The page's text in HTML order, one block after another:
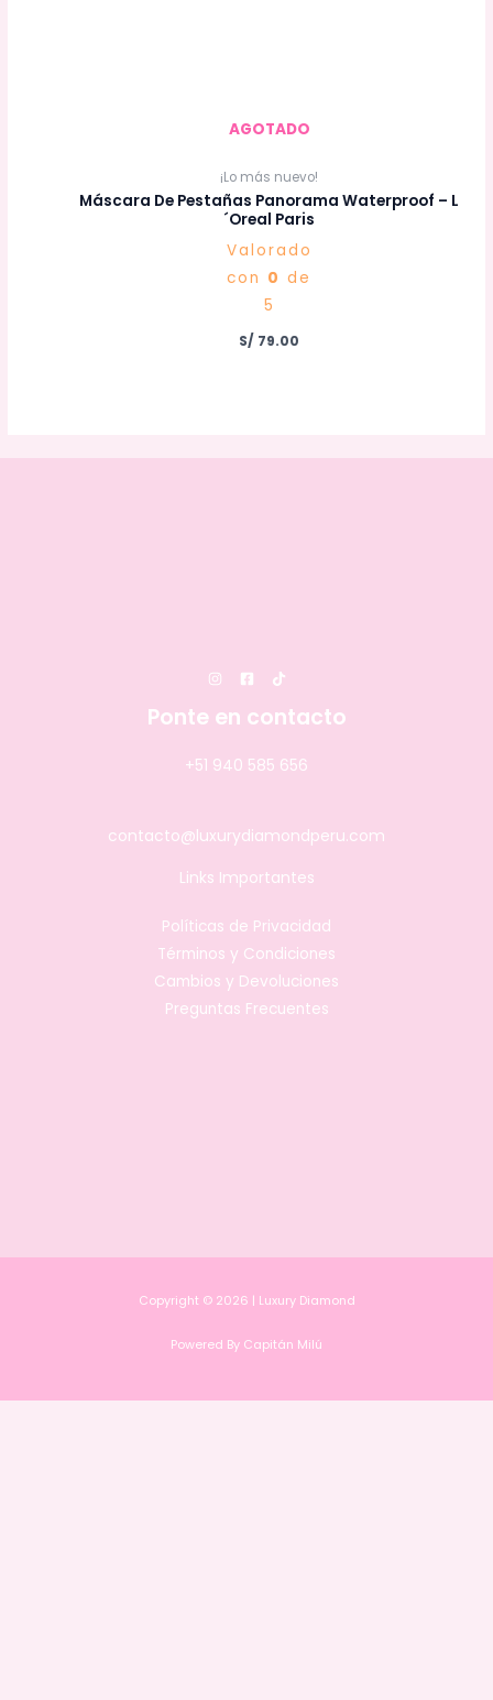
AGOTADO
¡Lo más nuevo!
Máscara De Pestañas Panorama Waterproof – L
´Oreal Paris
Valorado
con 0 de
5
S/ 79.00
Ponte en contacto
+51 940 585 656
contacto@luxurydiamondperu.com
Links Importantes
Políticas de Privacidad
Términos y Condiciones
Cambios y Devoluciones
Preguntas Frecuentes
Copyright © 2026 | Luxury Diamond
Powered By Capitán Milú